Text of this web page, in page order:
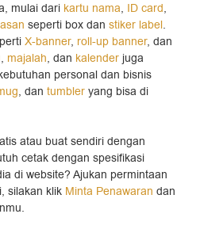
mulai dari kartu nama, ID card,
seperti box dan stiker label.
X-banner, roll-up banner, dan
, majalah, dan kalender juga
personal dan bisnis
, dan tumbler yang bisa di
atau buat sendiri dengan
cetak dengan spesifikasi
di website? Ajukan permintaan
silakan klik Minta Penawaran dan